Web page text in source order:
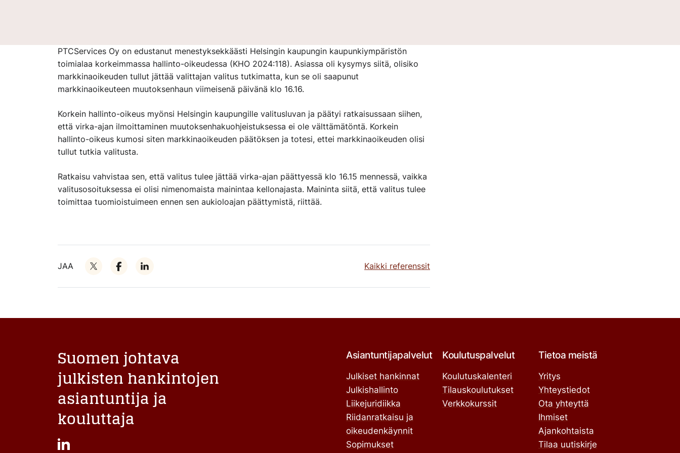
PTCServices Oy on edustanut menestyksekkäästi Helsingin kaupungin kaupunkiympäristön
toimialaa korkeimmassa hallinto-oikeudessa (KHO 2024:118). Asiassa oli kysymys siitä, olisiko
markkinaoikeuden tullut jättää valittajan valitus tutkimatta, kun se oli saapunut
markkinaoikeuteen muutoksenhaun viimeisenä päivänä klo 16.16.
Korkein hallinto-oikeus myönsi Helsingin kaupungille valitusluvan ja päätyi ratkaisussaan siihen,
että virka-ajan ilmoittaminen muutoksenhakuohjeistuksessa ei ole välttämätöntä. Korkein
hallinto-oikeus kumosi siten markkinaoikeuden päätöksen ja totesi, ettei markkinaoikeuden olisi
tullut tutkia valitusta.
Ratkaisu vahvistaa sen, että valitus tulee jättää virka-ajan päättyessä klo 16.15 mennessä, vaikka
valitusosoituksessa ei olisi nimenomaista mainintaa kellonajasta. Maininta siitä, että valitus tulee
toimittaa tuomioistuimeen ennen sen aukioloajan päättymistä, riittää.
JAA Kaikki referenssit
Suomen johtava
julkisten hankintojen
asiantuntija ja
kouluttaja
Asiantuntijapalvelut
Julkiset hankinnat
Julkishallinto
Liikejuridiikka
Riidanratkaisu ja
oikeudenkäynnit
Sopimukset
Koulutuspalvelut
Koulutuskalenteri
Tilauskoulutukset
Verkkokurssit
Tietoa meistä
Yritys
Yhteystiedot
Ota yhteyttä
Ihmiset
Ajankohtaista
Tilaa uutiskirje